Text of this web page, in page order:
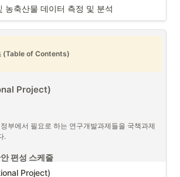
가지 핵심 능력
리더쉽과 팀 관리 능력
커뮤니케이션 능력 명확한 의사
기술적 이해
문제 해결 및 분석 능력
산물 데이터 측정 및 분석 (출처 :
PO)로서 프로젝트 연결된 회계에 대한 데이터와
라 다양한 형태의 데이터를 다루게 되는 경우가 있
부분 중에 하나입니다. 그 중에서 생명체들과 연관
농축산물 데이터 측정 및 분석
(Table of Contents)
Project)
부에서 필요로 하는 연구개발과제들을 국책과제
.
편성 스케줄
Project)